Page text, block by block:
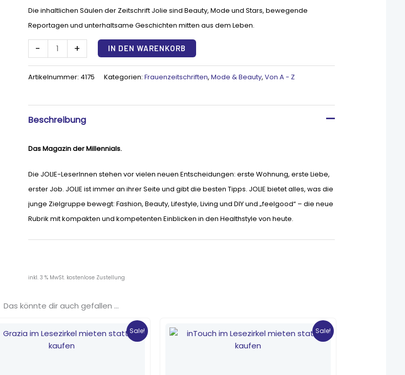
Die inhaltlichen Säulen der Zeitschrift Jolie sind Beauty, Mode und Stars, bewegende
Reportagen und unterhaltsame Geschichten mitten aus dem Leben.
- + IN DEN WARENKORB
Artikelnummer: 4175 Kategorien: Frauenzeitschriften, Mode & Beauty, Von A - Z
Beschreibung
DasMagazinderMillennials.
Die JOLIE-LeserInnen stehen vor vielen neuen Entscheidungen: erste Wohnung, erste Liebe,
erster Job. JOLIE ist immer an ihrer Seite und gibt die besten Tipps. JOLIE bietet alles, was die
junge Zielgruppe bewegt: Fashion, Beauty, Lifestyle, Living und DIY und „feelgood“ – die neue
Rubrik mit kompakten und kompetenten Einblicken in den Healthstyle von heute.
inkl. 3 % MwSt. kostenlose Zustellung
Das könnte dir auch gefallen …
Sale!
war:
4,90 €
ist:
Sale!
war:
3,50 €
ist: